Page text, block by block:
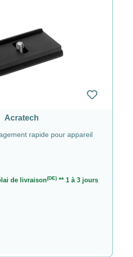
Acratech
rapide pour appareil
de livraison(DE) ** 1 à 3 jours